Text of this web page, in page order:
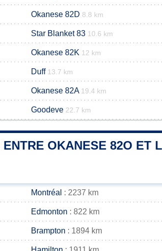
Okanese 82D 8.8 km
Star Blanket 83 10.6 km
Okanese 82K 12 km
Duff 13.7 km
Okanese 82A 19.4 km
Goodeve 22.7 km
OKANESE 82O ET
Montréal : 2237 km
Edmonton : 822 km
Brampton : 1894 km